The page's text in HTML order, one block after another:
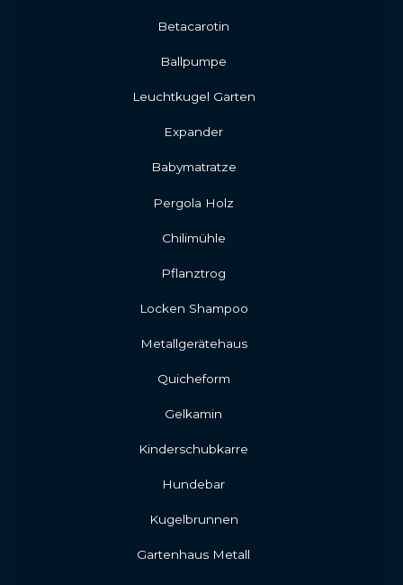
Betacarotin
Ballpumpe
Leuchtkugel Garten
Expander
Babymatratze
Pergola Holz
Chilimühle
Pflanztrog
Locken Shampoo
Metallgerätehaus
Quicheform
Gelkamin
Kinderschubkarre
Hundebar
Kugelbrunnen
Gartenhaus Metall